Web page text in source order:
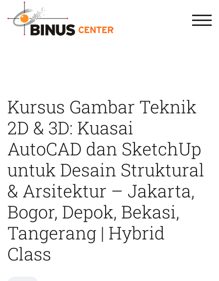
Kursus Gambar Teknik
2D & 3D: Kuasai
AutoCAD dan SketchUp
untuk Desain Struktural
& Arsitektur – Jakarta,
Bogor, Depok, Bekasi,
Tangerang | Hybrid
Class